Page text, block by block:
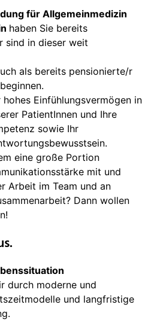
für Allgemeinmedizin
haben Sie bereits
sind in dieser weit
als bereits pensionierte/r
Einfühlungsvermögen in
PatientInnen und Ihre
sowie Ihr
eine große Portion
mit und
Arbeit im Team und an
Dann wollen
durch moderne und
und langfristige